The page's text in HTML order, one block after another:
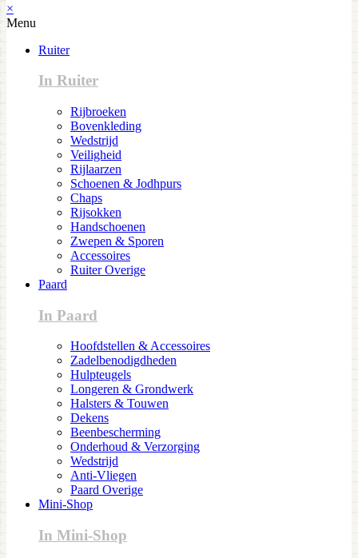
×
Menu
Ruiter
In Ruiter
Rijbroeken
Bovenkleding
Wedstrijd
Veiligheid
Rijlaarzen
Schoenen & Jodhpurs
Chaps
Rijsokken
Handschoenen
Zwepen & Sporen
Accessoires
Ruiter Overige
Paard
In Paard
Hoofdstellen & Accessoires
Zadelbenodigdheden
Hulpteugels
Longeren & Grondwerk
Halsters & Touwen
Dekens
Beenbescherming
Onderhoud & Verzorging
Wedstrijd
Anti-Vliegen
Paard Overige
Mini-Shop
In Mini-Shop